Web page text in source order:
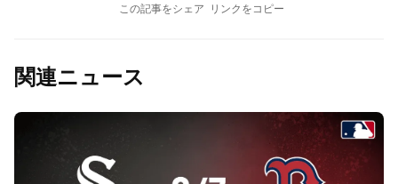
この記事をシェア リンクをコピー
関連ニュース